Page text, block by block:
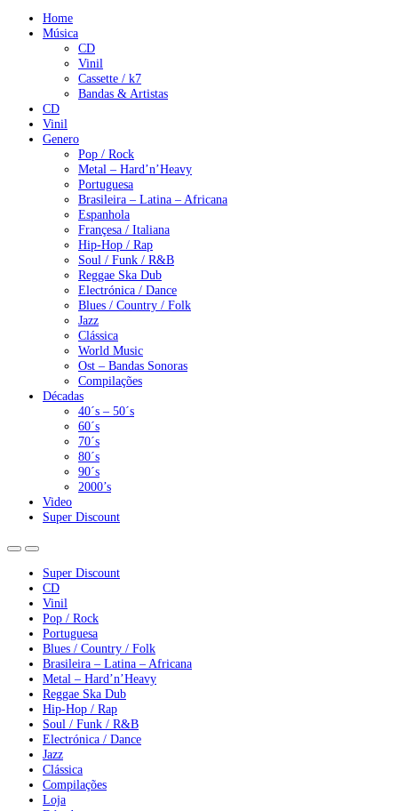
Home
Música
CD
Vinil
Cassette / k7
Bandas & Artistas
CD
Vinil
Genero
Pop / Rock
Metal – Hard’n’Heavy
Portuguesa
Brasileira – Latina – Africana
Espanhola
Françesa / Italiana
Hip-Hop / Rap
Soul / Funk / R&B
Reggae Ska Dub
Electrónica / Dance
Blues / Country / Folk
Jazz
Clássica
World Music
Ost – Bandas Sonoras
Compilações
Décadas
40´s – 50´s
60´s
70´s
80´s
90´s
2000’s
Video
Super Discount
Super Discount
CD
Vinil
Pop / Rock
Portuguesa
Blues / Country / Folk
Brasileira – Latina – Africana
Metal – Hard’n’Heavy
Reggae Ska Dub
Hip-Hop / Rap
Soul / Funk / R&B
Electrónica / Dance
Jazz
Clássica
Compilações
Loja